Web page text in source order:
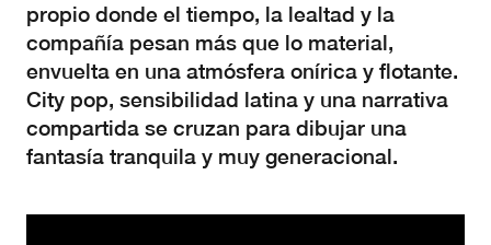
propio donde el tiempo, la lealtad y la
compañía pesan más que lo material,
envuelta en una atmósfera onírica y flotante.
City pop, sensibilidad latina y una narrativa
compartida se cruzan para dibujar una
fantasía tranquila y muy generacional.